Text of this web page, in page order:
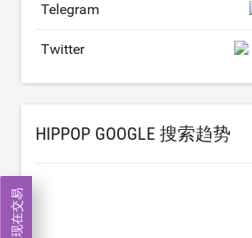
Telegram
Twitter
HIPPOP GOOGLE 搜索趋势
现在交易